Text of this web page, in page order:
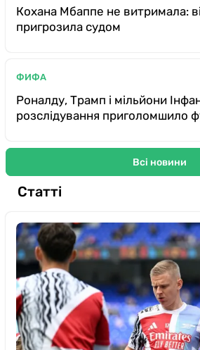
Кохана Мбаппе не витримала:
пригрозила судом
ФИФА
Роналду, Трамп і мільйони
розслідування приголомшило
Всі новини
Статті